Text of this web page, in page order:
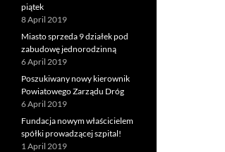
piątek
8 April 2019
Miasto sprzeda 9 działek pod
zabudowę jednorodzinną
6 April 2019
Poszukiwany nowy kierownik
Powiatowego Zarządu Dróg
6 April 2019
Fundacja nowym właścicielem
spółki prowadzącej szpital!
1 April 2019